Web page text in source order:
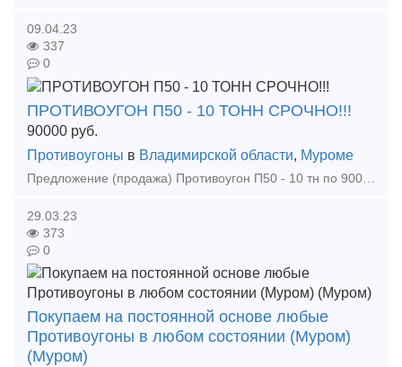
09.04.23
337
0
ПРОТИВОУГОН П50 - 10 ТОНН СРОЧНО!!!
90000 руб.
Противоугоны в Владимирской области, Муроме
Предложение (продажа) Противоугон П50 - 10 тн по 90000\тн и многое другое в наличие и под заказ на складе в городе Муром Владимирской обл. 8 (49234) 9-11-87, 8 (
29.03.23
373
0
Покупаем на постоянной основе любые
Противоугоны в любом состоянии (Муром)
(Муром)